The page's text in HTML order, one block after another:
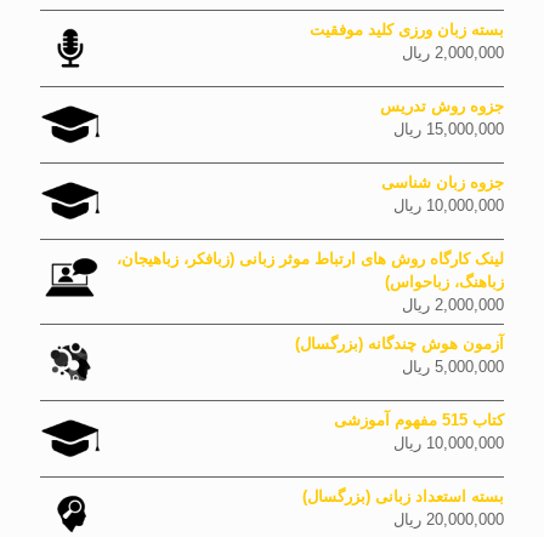
بسته زبان ورزی کلید موفقیت
2,000,000 ریال
جزوه روش تدریس
15,000,000 ریال
جزوه زبان شناسی
10,000,000 ریال
لینک کارگاه روش های ارتباط موثر زبانی (زبافکر، زباهیجان،
زباهنگ، زباحواس)
2,000,000 ریال
آزمون هوش چندگانه (بزرگسال)
5,000,000 ریال
کتاب 515 مفهوم آموزشی
10,000,000 ریال
بسته استعداد زبانی (بزرگسال)
20,000,000 ریال